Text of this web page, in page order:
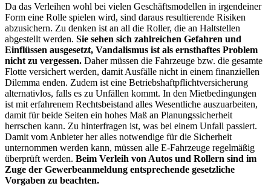
Da das Verleihen wohl bei vielen Geschäftsmodellen in irgendeiner
Form eine Rolle spielen wird, sind daraus resultierende Risiken
abzusichern. Zu denken ist an all die Roller, die an Haltstellen
abgestellt werden. Sie sehen sich zahlreichen Gefahren und
Einflüssen ausgesetzt, Vandalismus ist als ernsthaftes Problem
nicht zu vergessen. Daher müssen die Fahrzeuge bzw. die gesamte
Flotte versichert werden, damit Ausfälle nicht in einem finanziellen
Dilemma enden. Zudem ist eine Betriebshaftpflichtversicherung
alternativlos, falls es zu Unfällen kommt. In den Mietbedingungen
ist mit erfahrenem Rechtsbeistand alles Wesentliche auszuarbeiten,
damit für beide Seiten ein hohes Maß an Planungssicherheit
herrschen kann. Zu hinterfragen ist, was bei einem Unfall passiert.
Damit vom Anbieter her alles notwendige für die Sicherheit
unternommen werden kann, müssen alle E-Fahrzeuge regelmäßig
überprüft werden. Beim Verleih von Autos und Rollern sind im
Zuge der Gewerbeanmeldung entsprechende gesetzliche
Vorgaben zu beachten.